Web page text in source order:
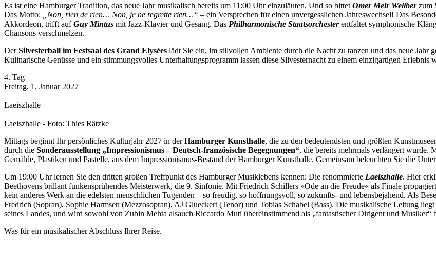
Es ist eine Hamburger Tradition, das neue Jahr musikalisch bereits um 11:00 Uhr einzuläuten. Und so bittet Omer Meir Wellberzum
Das Motto:
„Non, rien de rien… Non, je ne regrette rien…“ – ein Versprechen für einen unvergesslichen Jahreswechsel! Das
Akkordeon, trifft aufGuy Mintus mit Jazz-Klavier und Gesang. Das Philharmonische Staatsorchesterentfaltet symphonische
Chansons verschmelzen.
DerSilvesterball im Festsaal des Grand Elysées lädt Sie ein, im stilvollen Ambiente durch die Nacht zu tanzen und das neue Jahr
Kulinarische Genüsse und ein stimmungsvolles Unterhaltungsprogramm lassen diese Silvesternacht zu einem einzigartigen Erlebnis
4. Tag
Freitag, 1. Januar 2027
Laeiszhalle
Laeiszhalle - Foto: Thies Rätzke
Mittags beginnt Ihr persönliches Kulturjahr 2027 in derHamburger Kunsthalle, die zu den bedeutendsten und größten
durch die Sonderausstellung „Impressionismus – Deutsch-französische Begegnungen“, die bereits mehrmals verlängert wurde.
Gemälde, Plastiken und Pastelle, aus dem Impressionismus-Bestand der Hamburger Kunsthalle. Gemeinsam beleuchten Sie die
Um 19:00 Uhr lernen Sie den dritten großen Treffpunkt des Hamburger Musiklebens kennen: Die renommierte Laeiszhalle. Hier
Beethovens brillant funkensprühendes Meisterwerk, die 9. Sinfonie. Mit Friedrich Schillers »Ode an die Freude« als Finale
kein anderes Werk an die edelsten menschlichen Tugenden – so freudig, so hoffnungsvoll, so zukunfts- und lebensbejahend. Als
Fredrich (Sopran), Sophie Harmsen (Mezzosopran), AJ Glueckert (Tenor) und Tobias Schabel (Bass). Die musikalische Leitung
seines Landes, und wird sowohl von Zubin Mehta alsauch Riccardo Muti übereinstimmend als „fantastischer Dirigent und Musiker“
Was für ein musikalischer Abschluss Ihrer Reise.